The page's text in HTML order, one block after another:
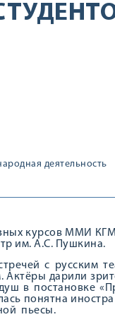
деятельность
курсов ММИ
им. А.С. Пушкина.
с русским
Актёры дарили
в постановке
понятна
пьесы.